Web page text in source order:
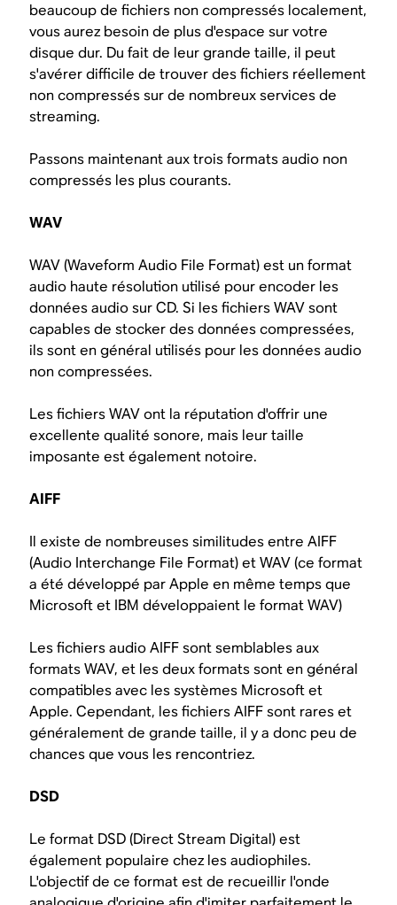
beaucoup de fichiers non compressés localement,
vous aurez besoin de plus d'espace sur votre
disque dur. Du fait de leur grande taille, il peut
s'avérer difficile de trouver des fichiers réellement
non compressés sur de nombreux services de
streaming.
Passons maintenant aux trois formats audio non
compressés les plus courants.
WAV
WAV (Waveform Audio File Format) est un format
audio haute résolution utilisé pour encoder les
données audio sur CD. Si les fichiers WAV sont
capables de stocker des données compressées,
ils sont en général utilisés pour les données audio
non compressées.
Les fichiers WAV ont la réputation d'offrir une
excellente qualité sonore, mais leur taille
imposante est également notoire.
AIFF
Il existe de nombreuses similitudes entre AIFF
(Audio Interchange File Format) et WAV (ce format
a été développé par Apple en même temps que
Microsoft et IBM développaient le format WAV)
Les fichiers audio AIFF sont semblables aux
formats WAV, et les deux formats sont en général
compatibles avec les systèmes Microsoft et
Apple. Cependant, les fichiers AIFF sont rares et
généralement de grande taille, il y a donc peu de
chances que vous les rencontriez.
DSD
Le format DSD (Direct Stream Digital) est
également populaire chez les audiophiles.
L'objectif de ce format est de recueillir l'onde